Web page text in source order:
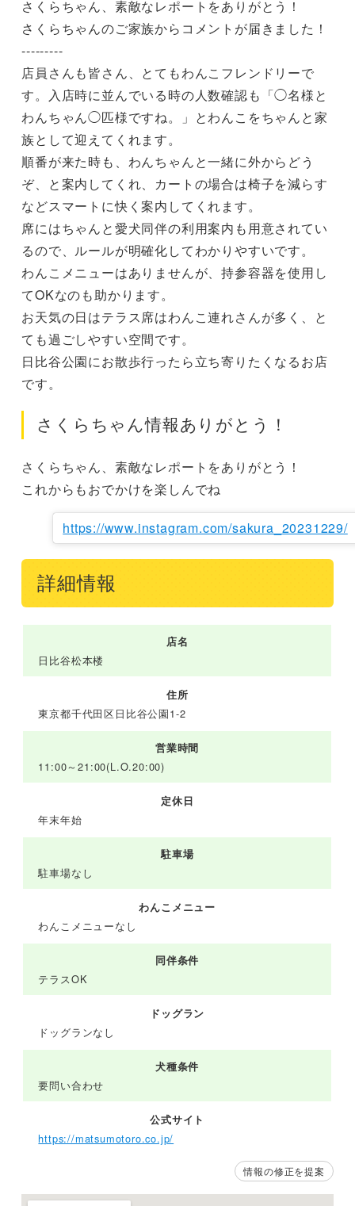
さくらちゃん、素敵なレポートをありがとう！
さくらちゃんのご家族からコメントが届きました！
---------
店員さんも皆さん、とてもわんこフレンドリーで
す。入店時に並んでいる時の人数確認も「◯名様と
わんちゃん◯匹様ですね。」とわんこをちゃんと家
族として迎えてくれます。
順番が来た時も、わんちゃんと一緒に外からどう
ぞ、と案内してくれ、カートの場合は椅子を減らす
などスマートに快く案内してくれます。
席にはちゃんと愛犬同伴の利用案内も用意されてい
るので、ルールが明確化してわかりやすいです。
わんこメニューはありませんが、持参容器を使用し
てOKなのも助かります。
お天気の日はテラス席はわんこ連れさんが多く、と
ても過ごしやすい空間です。
日比谷公園にお散歩行ったら立ち寄りたくなるお店
です。
さくらちゃん情報ありがとう！
さくらちゃん、素敵なレポートをありがとう！
これからもおでかけを楽しんでね
https://www.instagram.com/sakura_20231229/
詳細情報
店名
日比谷松本楼
住所
東京都千代田区日比谷公園1-2
営業時間
11:00～21:00(L.O.20:00)
定休日
年末年始
駐車場
駐車場なし
わんこメニュー
わんこメニューなし
同伴条件
テラスOK
ドッグラン
ドッグランなし
犬種条件
要問い合わせ
公式サイト
https://matsumotoro.co.jp/
情報の修正を提案